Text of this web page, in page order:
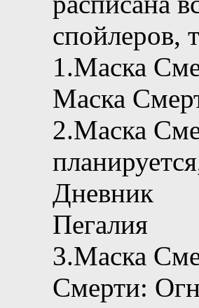
спойлеров,
1.Маска
Маска
2.Маска
Дневник
Пегалия
3.Маска
Смерти: